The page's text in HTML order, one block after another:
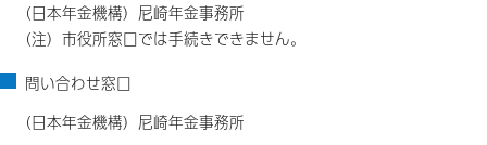
（日本年金機構）尼崎年金事務所
（注）市役所窓口では手続きできません。
問い合わせ窓口
（日本年金機構）尼崎年金事務所